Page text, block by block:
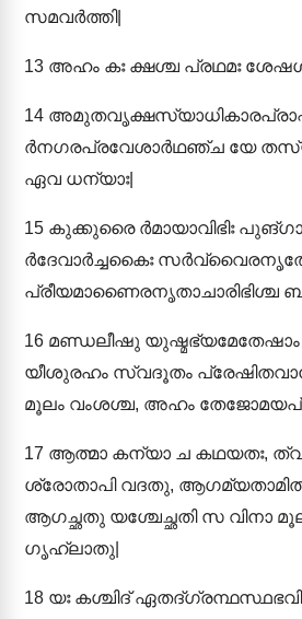
സമവർത്തി|
13 അഹം കഃ ക്ഷശ്ച പ്രഥമഃ
14
ർനഗരപ്രവേശാർഥഞ്ച യേ
ഏവ ധന്യാഃ|
15 കുക്കുരൈ ർമായാവിഭിഃ
ർദേവാർച്ചകൈഃ
പ്രീയമാണൈരനൃതാചാരിഭിശ്ച
16 മണ്ഡലീഷു യുഷ്മഭ്യമേതേഷാം
യീശുരഹം സ്വദൂതം
മൂലം വംശശ്ച, അഹം
17 ആത്മാ കന്യാ ച കഥയതഃ,
ശ്രോതാപി വദതു,
ആഗച്ഛതു യശ്ചേച്ഛതി സ വിനാ
ഗൃഹ്ലാതു|
18 യഃ കശ്ചിദ്